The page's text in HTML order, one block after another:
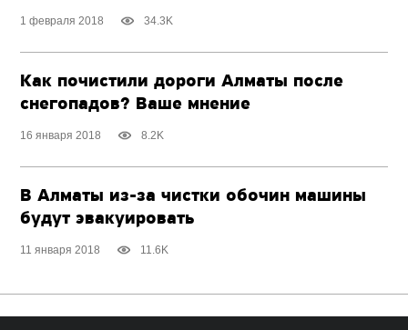
1 февраля 2018 34.3K
Как почистили дороги Алматы после
снегопадов? Ваше мнение
16 января 2018 8.2K
В Алматы из-за чистки обочин машины
будут эвакуировать
11 января 2018 11.6K